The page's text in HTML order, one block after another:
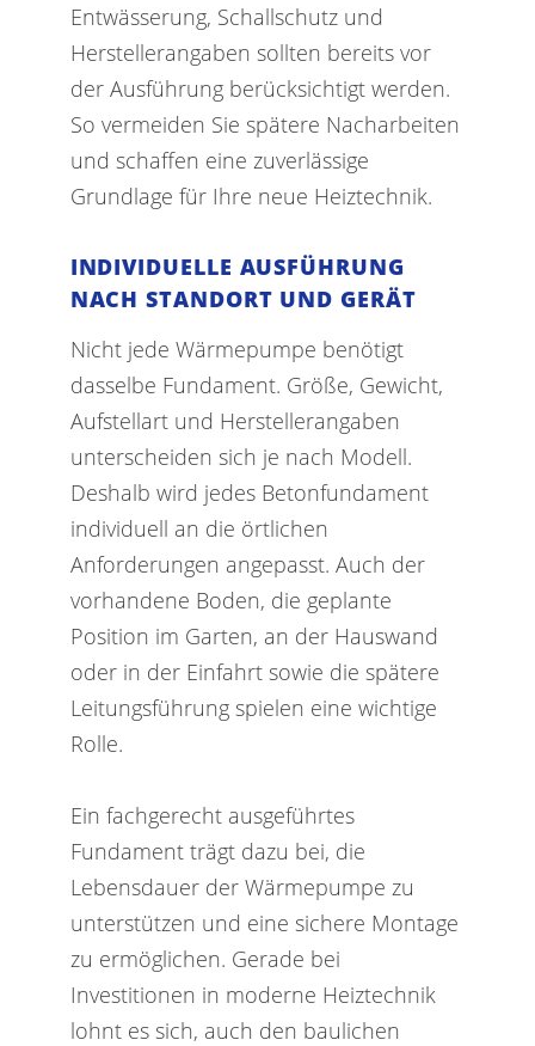
Entwässerung, Schallschutz und
Herstellerangaben sollten bereits vor
der Ausführung berücksichtigt werden.
So vermeiden Sie spätere Nacharbeiten
und schaffen eine zuverlässige
Grundlage für Ihre neue Heiztechnik.
INDIVIDUELLE AUSFÜHRUNG
NACH STANDORT UND GERÄT
Nicht jede Wärmepumpe benötigt
dasselbe Fundament. Größe, Gewicht,
Aufstellart und Herstellerangaben
unterscheiden sich je nach Modell.
Deshalb wird jedes Betonfundament
individuell an die örtlichen
Anforderungen angepasst. Auch der
vorhandene Boden, die geplante
Position im Garten, an der Hauswand
oder in der Einfahrt sowie die spätere
Leitungsführung spielen eine wichtige
Rolle.
Ein fachgerecht ausgeführtes
Fundament trägt dazu bei, die
Lebensdauer der Wärmepumpe zu
unterstützen und eine sichere Montage
zu ermöglichen. Gerade bei
Investitionen in moderne Heiztechnik
lohnt es sich, auch den baulichen